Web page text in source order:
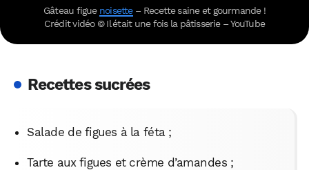
Gâteau figue noisette– Recette saine et gourmande !
Crédit vidéo © Il était une fois la pâtisserie – YouTube
Recettes sucrées
Salade de figues à la féta ;
Tarte aux figues et crème d’amandes ;